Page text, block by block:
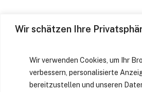
Wir schätzen Ihre
Wir verwenden Cookies, um Ihr
verbessern, personalisierte
bereitzustellen und unseren